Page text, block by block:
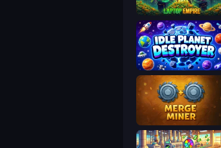
Laptop Empire
Idle Planet Destroyer
Merge Miner